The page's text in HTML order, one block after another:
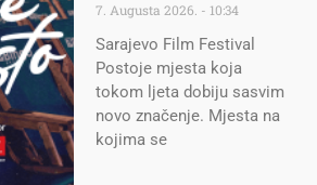
7. Augusta 2026. 10:34
Sarajevo Film Festival
Postoje mjesta koja
tokom ljeta dobiju sasvim
novo značenje. Mjesta na
kojima se